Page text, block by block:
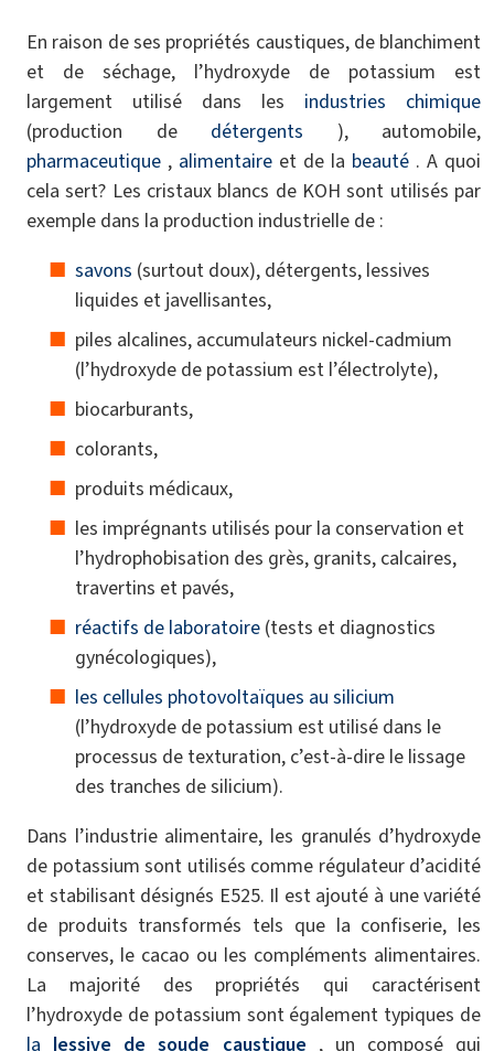
En raison de ses propriétés caustiques, de blanchiment
et de séchage, l’hydroxyde de potassium est
largement utilisé dans les industries chimique
(production de détergents ), automobile,
pharmaceutique , alimentaire et de la beauté . A quoi
cela sert? Les cristaux blancs de KOH sont utilisés par
exemple dans la production industrielle de :
savons (surtout doux), détergents, lessives
liquides et javellisantes,
piles alcalines, accumulateurs nickel-cadmium
(l’hydroxyde de potassium est l’électrolyte),
biocarburants,
colorants,
produits médicaux,
les imprégnants utilisés pour la conservation et
l’hydrophobisation des grès, granits, calcaires,
travertins et pavés,
réactifs de laboratoire (tests et diagnostics
gynécologiques),
les cellules photovoltaïques au silicium
(l’hydroxyde de potassium est utilisé dans le
processus de texturation, c’est-à-dire le lissage
des tranches de silicium).
Dans l’industrie alimentaire, les granulés d’hydroxyde
de potassium sont utilisés comme régulateur d’acidité
et stabilisant désignés E525. Il est ajouté à une variété
de produits transformés tels que la confiserie, les
conserves, le cacao ou les compléments alimentaires.
La majorité des propriétés qui caractérisent
l’hydroxyde de potassium sont également typiques de
la lessive de soude caustique , un composé qui